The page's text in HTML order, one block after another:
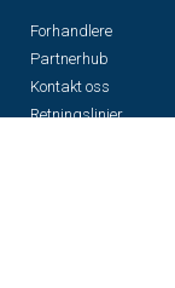
Forhandlere
Partnerhub
Kontakt oss
Retningslinjer